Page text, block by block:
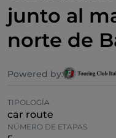
junto al
norte de
Powered by:
TIPOLOGÍA
car route
NÚMERO DE ETAPAS